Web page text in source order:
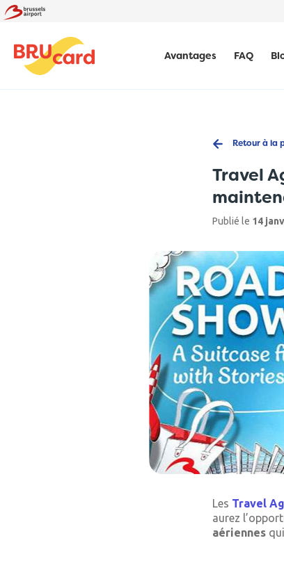
Avantages FAQ
Retour à la
Travel
Publié le 14
Les Travel
aurez
aériennes